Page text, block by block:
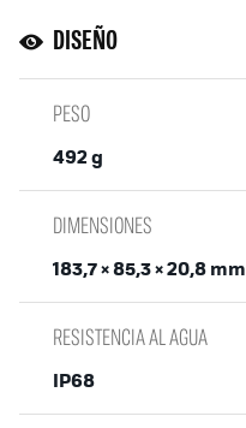
DISEÑO
PESO
492 g
DIMENSIONES
183,7 × 85,3 × 20,8 mm
RESISTENCIA AL AGUA
IP68